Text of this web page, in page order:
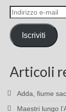
Indirizzo
e-
mail
Iscriviti
Articoli
Adda, fiume
Maestri lungo